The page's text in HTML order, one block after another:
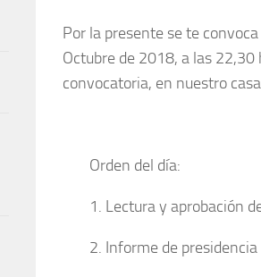
Por la presente se te
Octubre de 2018, a las
convocatoria, en nuestro
Orden del día:
1. Lectura y aprobación
2. Informe de presidencia